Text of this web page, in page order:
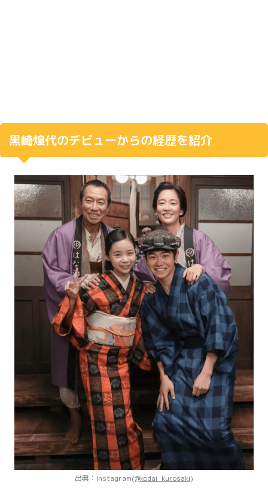
黒崎煌代のデビューからの経歴を紹介
出典：Instagram(@kodai_kurosaki)